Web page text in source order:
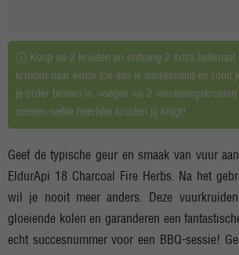
Koop nu 2 kruiden en ontvang 2 extra
kruiden naar keuze toe aan je winkelmand en rond
je order binnen is, voegen wij 2
openen welke heerlijke kruiden jij krijgt!
Geef de typische geur en smaak van vuur
EldurApi 18 Charcoal Fire Herbs. Na het
wil je nooit meer anders. Deze
gloeiende kolen en garanderen een
echt succesnummer voor een BBQ-sessie!